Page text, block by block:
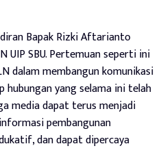
Bapak Rizki Aftarianto
UIP SBU. Pertemuan seperti ini
dalam membangun komunikasi
hubungan yang selama ini telah
media dapat terus menjadi
pembangunan
dan dapat dipercaya